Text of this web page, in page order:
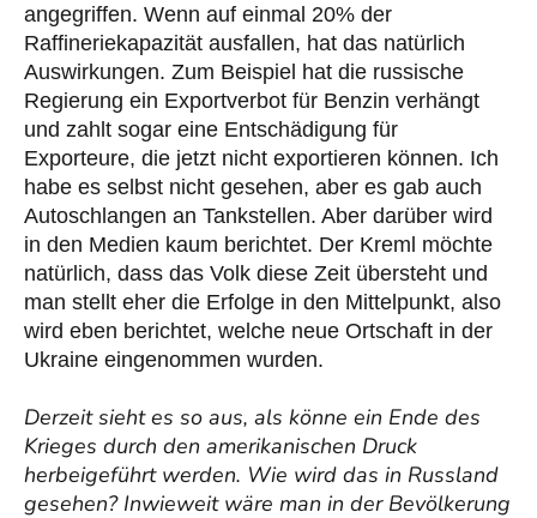
angegriffen. Wenn auf einmal 20% der
Raffineriekapazität ausfallen, hat das natürlich
Auswirkungen. Zum Beispiel hat die russische
Regierung ein Exportverbot für Benzin verhängt
und zahlt sogar eine Entschädigung für
Exporteure, die jetzt nicht exportieren können. Ich
habe es selbst nicht gesehen, aber es gab auch
Autoschlangen an Tankstellen. Aber darüber wird
in den Medien kaum berichtet. Der Kreml möchte
natürlich, dass das Volk diese Zeit übersteht und
man stellt eher die Erfolge in den Mittelpunkt, also
wird eben berichtet, welche neue Ortschaft in der
Ukraine eingenommen wurden.
Derzeit sieht es so aus, als könne ein Ende des
Krieges durch den amerikanischen Druck
herbeigeführt werden. Wie wird das in Russland
gesehen? Inwieweit wäre man in der Bevölkerung